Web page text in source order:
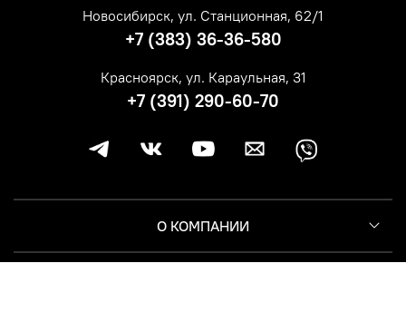
О КОМПАНИИ
Новосибирск, ул. Станционная, 62/1
+7 (383) 36-36-580
Красноярск, ул. Караульная, 31
+7 (391) 290-60-70